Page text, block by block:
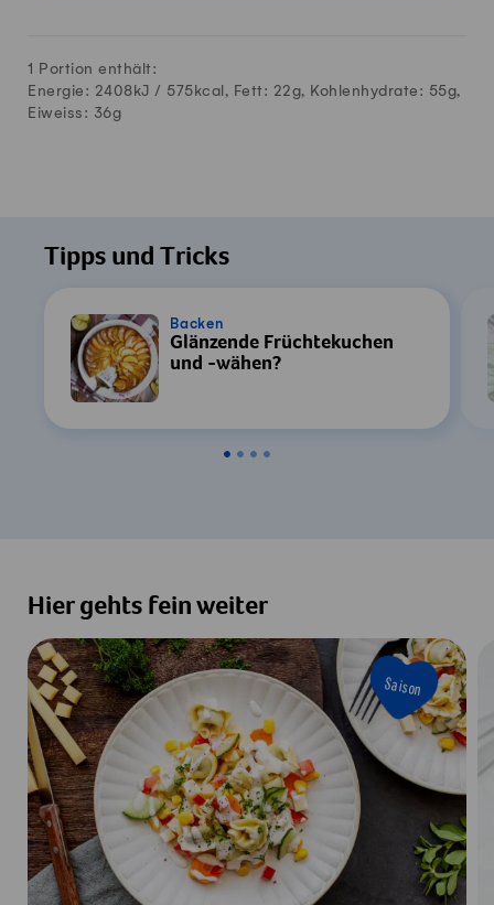
1 Portion enthält:
Energie: 2408kJ / 575kcal, Fett: 22g, Kohlenhydrate: 55g,
Eiweiss: 36g
Tipps und Tricks
Backen
Glänzende Früchtekuchen
und -wähen?
Hier gehts fein weiter
Saison